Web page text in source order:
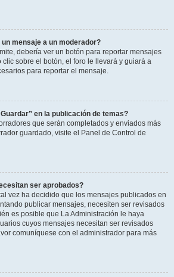
mensaje a un moderador?
debería ver un botón para reportar mensajes
sobre el botón, el foro le llevará y guiará a
para reportar el mensaje.
en la publicación de temas?
que serán completados y enviados más
guardado, visite el Panel de Control de
ser aprobados?
vez ha decidido que los mensajes publicados en
publicar mensajes, necesiten ser revisados
es posible que La Administración le haya
cuyos mensajes necesitan ser revisados
comuníquese con el administrador para más